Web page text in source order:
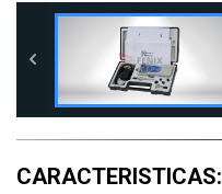
CARACTERISTICAS: